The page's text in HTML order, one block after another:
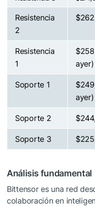
Resistencia
2
Resistencia
1
ayer)
Soporte 1
ayer)
Soporte 2
Soporte 3
Análisis fundamental
Bittensor es una red
colaboración en